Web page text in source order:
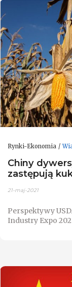
Rynki-Ekonomia
Chiny
zastępują
21-maj-2021
Perspektywy
Industry Expo